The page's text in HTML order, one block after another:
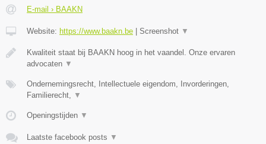
E-mail › BAAKN
Website: https://www.baakn.be Screenshot ▼
Kwaliteit staat bij BAAKN hoog in het vaandel. Onze ervaren
advocaten ▼
Ondernemingsrecht, Intellectuele eigendom, Invorderingen,
Familierecht,
▼
Openingstijden ▼
Laatste facebook posts ▼